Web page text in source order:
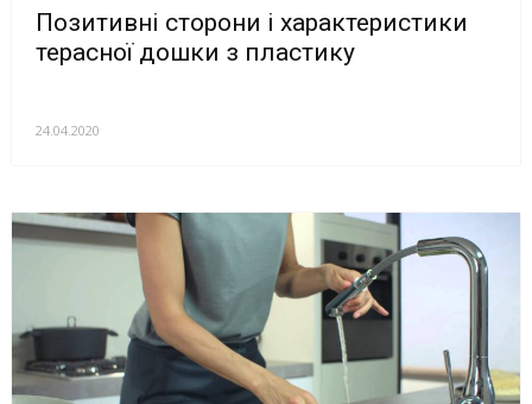
Позитивні сторони і характеристики
терасної дошки з пластику
24.04.2020